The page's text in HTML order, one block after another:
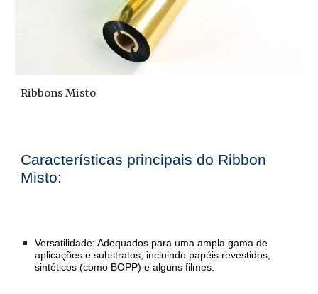
Ribbons Misto
Características principais do Ribbon
Misto:
Versatilidade: Adequados para uma ampla gama de
aplicações e substratos, incluindo papéis revestidos,
sintéticos (como BOPP) e alguns filmes.